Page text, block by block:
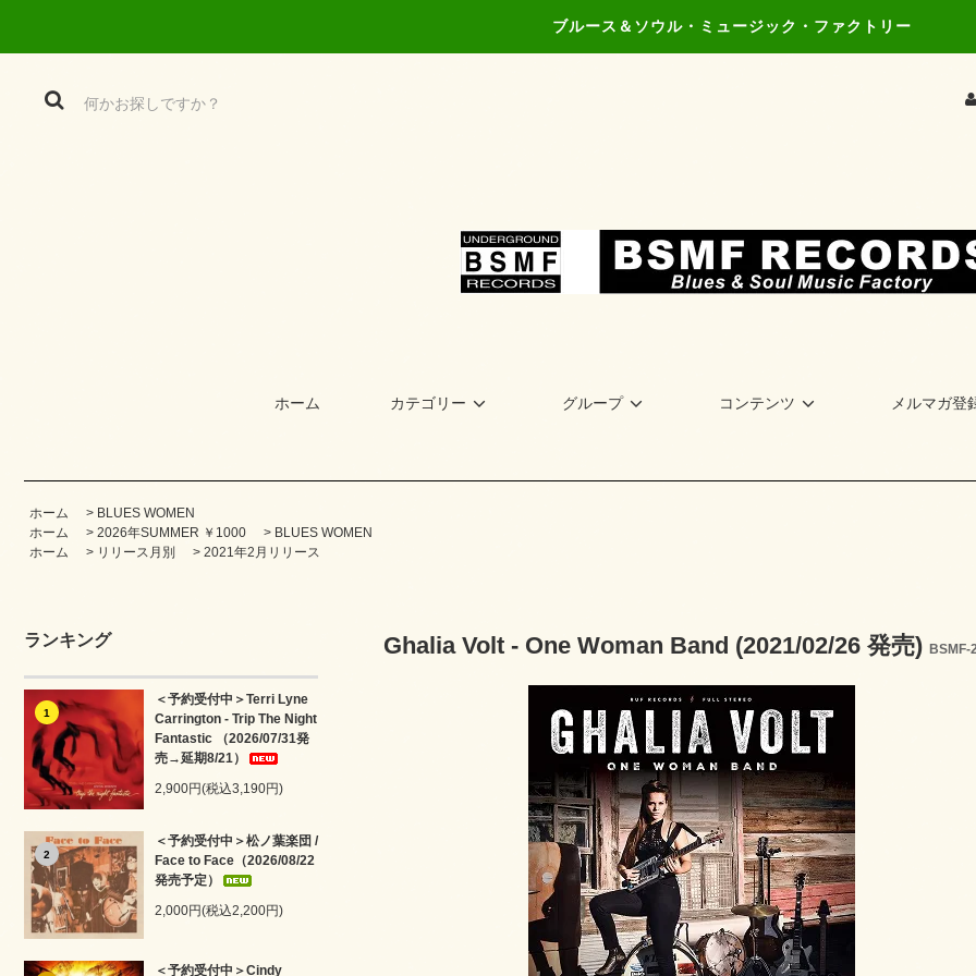
ブルース＆ソウル・ミュージック・ファクトリー
ホーム カテゴリー グループ コンテンツ メルマガ登
ホーム > BLUES WOMEN
ホーム
> 2026年SUMMER ￥1000 > BLUES WOMEN
ホーム
> リリース月別 > 2021年2月リリース
ランキング
1
＜予約受付中＞Terri Lyne
Carrington - Trip The Night
Fantastic （2026/07/31発
売→延期8/21）
2,900円(税込3,190円)
2
＜予約受付中＞松ノ葉楽団 /
Face to Face（2026/08/22
発売予定）
2,000円(税込2,200円)
＜予約受付中＞Cindy
Ghalia Volt - One Woman Band (2021/02/26 発売) BSMF-